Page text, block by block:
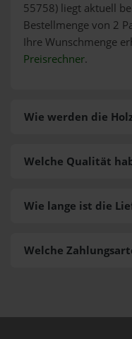
55758) liegt aktuell
Bestellmenge von 2
Ihre Wunschmenge
Preisrechner.
Wie werden die
Welche
Welche Qualität
Wie lange ist die